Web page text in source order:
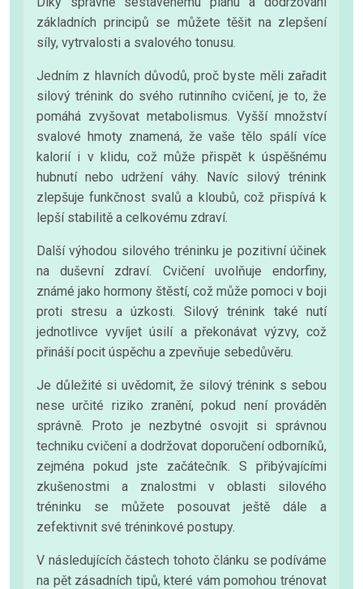
základních principů se můžete těšit na zlepšení
síly, vytrvalosti a svalového tonusu.
Jedním z hlavních důvodů, proč byste měli zařadit
silový trénink do svého rutinního cvičení, je to, že
pomáhá zvyšovat metabolismus. Vyšší množství
svalové hmoty znamená, že vaše tělo spálí více
kalorií i v klidu, což může přispět k úspěšnému
hubnutí nebo udržení váhy. Navíc silový trénink
zlepšuje funkčnost svalů a kloubů, což přispívá k
lepší stabilitě a celkovému zdraví.
Další výhodou silového tréninku je pozitivní účinek
na duševní zdraví. Cvičení uvolňuje endorfiny,
známé jako hormony štěstí, což může pomoci v boji
proti stresu a úzkosti. Silový trénink také nutí
jednotlivce vyvíjet úsilí a překonávat výzvy, což
přináší pocit úspěchu a zpevňuje sebedůvěru.
Je důležité si uvědomit, že silový trénink s sebou
nese určité riziko zranění, pokud není prováděn
správně. Proto je nezbytné osvojit si správnou
techniku cvičení a dodržovat doporučení odborníků,
zejména pokud jste začátečník. S přibývajícími
zkušenostmi a znalostmi v oblasti silového
tréninku se můžete posouvat ještě dále a
zefektivnit své tréninkové postupy.
V následujících částech tohoto článku se podíváme
na pět zásadních tipů, které vám pomohou trénovat